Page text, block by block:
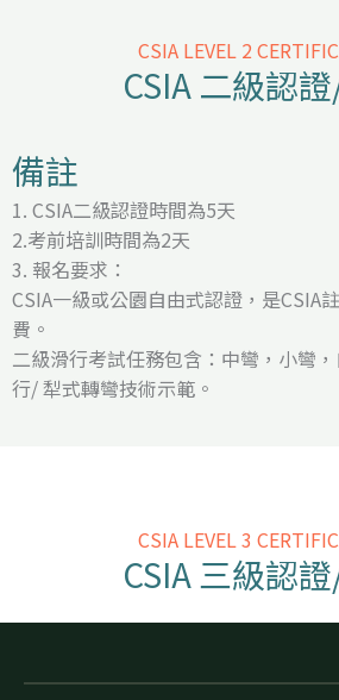
CSIA LEVEL 2
CSIA 二級認
備註
1. CSIA二級認證時間為5天
2.考前培訓時間為2天
3. 報名要求：
CSIA一級或公園自由式認證，是CSIA
費。
二級滑行考試任務包含：中彎，小彎
行/ 犁式轉彎技術示範。
CSIA LEVEL 3
CSIA 三級認